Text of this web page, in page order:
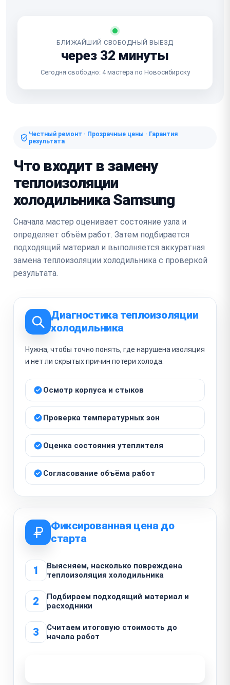
БЛИЖАЙШИЙ СВОБОДНЫЙ ВЫЕЗД
через 32 минуты
Сегодня свободно: 4 мастера по Новосибирску
Честный ремонт · Прозрачные цены · Гарантия
результата
Что входит в замену
теплоизоляции
холодильника Samsung
Сначала мастер оценивает состояние узла и
определяет объём работ. Затем подбирается
подходящий материал и выполняется аккуратная
замена теплоизоляции холодильника с проверкой
результата.
Диагностика теплоизоляции
холодильника
Нужна, чтобы точно понять, где нарушена изоляция
и нет ли скрытых причин потери холода.
Осмотр корпуса и стыков
Проверка температурных зон
Оценка состояния утеплителя
Согласование объёма работ
Фиксированная цена до
старта
1
Выясняем, насколько повреждена
теплоизоляция холодильника
2
Подбираем подходящий материал и
расходники
3
Считаем итоговую стоимость до
начала работ